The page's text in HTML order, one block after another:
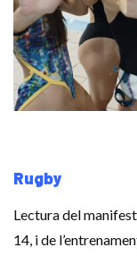
Rugby
Lectura del
14, i de